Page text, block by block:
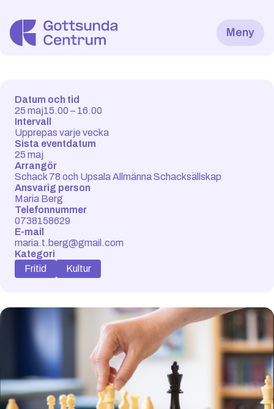
Meny
Mattorget
Kultur
Hälsa
Kontor och Utbildning
Gottsundakalendern
Öppettider
Datum och tid
25 maj15.00 – 16.00
Intervall
Upprepas varje vecka
Sista eventdatum
25 maj
Arrangör
Schack 78 och Upsala Allmänna Schacksällskap
Ansvarig person
Maria Berg
Telefonnummer
0738158629
E-mail
maria.t.berg@gmail.com
Kategori
Fritid
Kultur